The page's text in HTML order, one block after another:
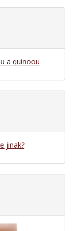
a quinoou
jinak?